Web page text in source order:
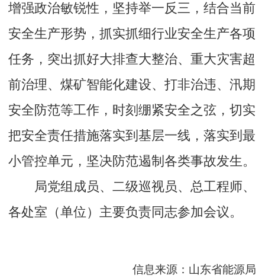
增强政治敏锐性，坚持举一反三，结合当前
安全生产形势，抓实抓细行业安全生产各项
任务，突出抓好大排查大整治、重大灾害超
前治理、煤矿智能化建设、打非治违、汛期
安全防范等工作，时刻绷紧安全之弦，切实
把安全责任措施落实到基层一线，落实到最
小管控单元，坚决防范遏制各类事故发生。
局党组成员、二级巡视员、总工程师、
各处室（单位）主要负责同志参加会议。
信息来源：山东省能源局